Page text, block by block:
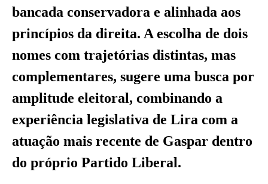
bancada conservadora e alinhada aos
princípios da direita. A escolha de dois
nomes com trajetórias distintas, mas
complementares, sugere uma busca por
amplitude eleitoral, combinando a
experiência legislativa de Lira com a
atuação mais recente de Gaspar dentro
do próprio Partido Liberal.